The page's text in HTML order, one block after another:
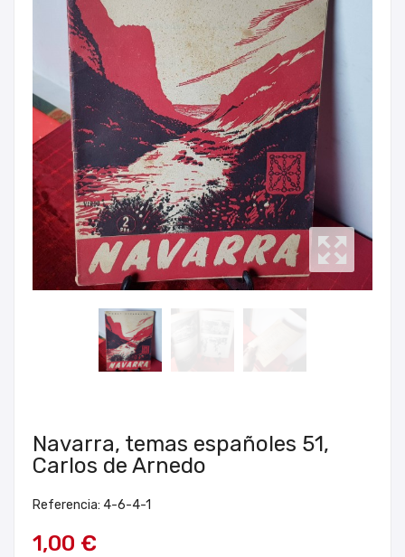
Navarra, temas españoles 51,
Carlos de Arnedo
Referencia: 4-6-4-1
1,00 €